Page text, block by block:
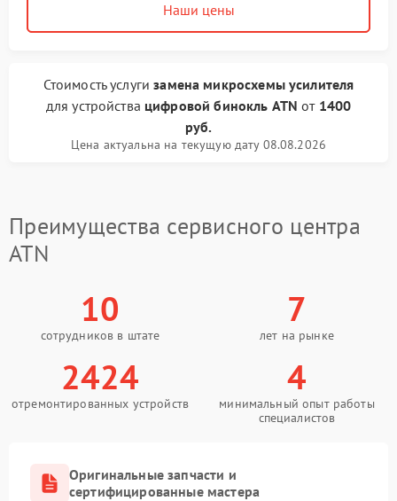
Наши цены
Стоимость услугизамена микросхемы усилителя
для устройства цифровой бинокль ATN от 1400
руб.
Цена актуальна на текущую дату 08.08.2026
Преимущества сервисного центра
ATN
10
сотрудников в штате
7
лет на рынке
2424
отремонтированных устройств
4
минимальный опыт работы
специалистов
Оригинальные запчасти и
сертифицированные мастера